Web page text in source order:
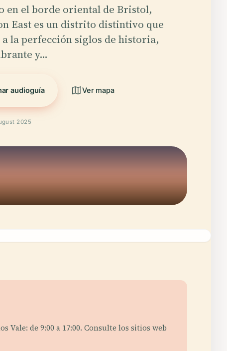
en el borde oriental de Bristol,
East es un distrito distintivo que
la perfección siglos de historia,
y…
audioguía Ver mapa
2025
de 9:00 a 17:00. Consulte los sitios web